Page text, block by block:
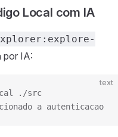
Local com IA
por IA:
text
./src
a autenticacao